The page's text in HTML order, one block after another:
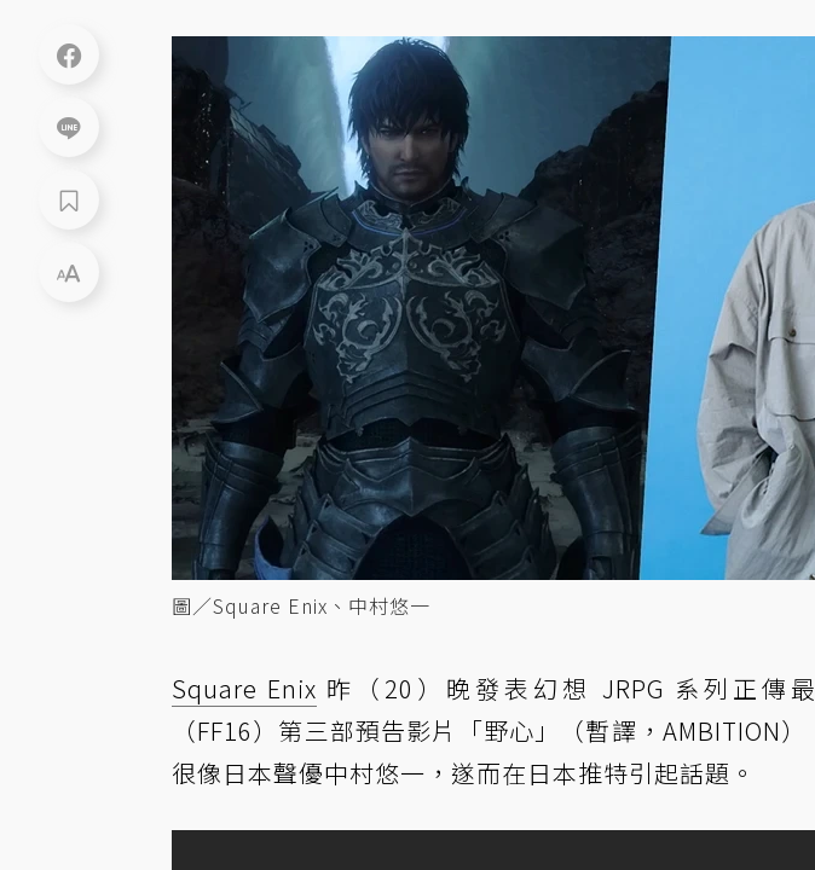
圖／Square Enix、中村悠一
Square Enix 昨（20）晚發表幻想 JRPG 系列正傳
（FF16）第三部預告影片「野心」（暫譯，AMBITION
很像日本聲優中村悠一，遂而在日本推特引起話題。